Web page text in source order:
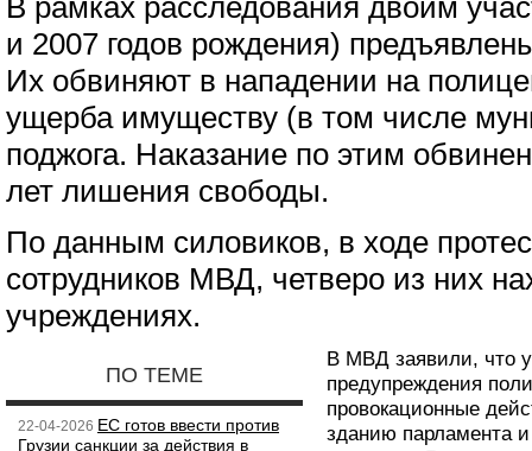
В рамках расследования двоим
и 2007 годов рождения)
Их обвиняют в нападении на
ущерба имуществу (в том числе
поджога. Наказание по этим
лет лишения свободы.
По данным силовиков, в ходе
сотрудников МВД, четверо из них
учреждениях.
ПО ТЕМЕ
22-04-2026 ЕС готов ввести против
Грузии санкции за действия в
В МВД заявили, что
предупреждения
провокационные
зданию парламента